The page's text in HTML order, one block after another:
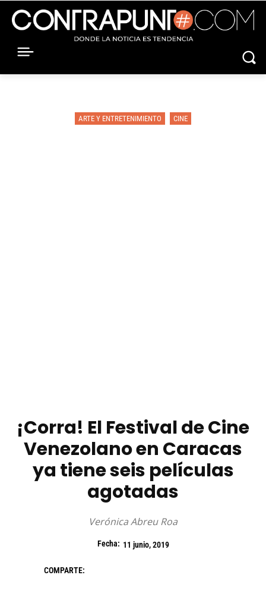
ARTE Y ENTRETENIMIENTO CINE
¡Corra! El Festival de Cine
Venezolano en Caracas
ya tiene seis películas
agotadas
Verónica Abreu Roa
Fecha: 11 junio, 2019
COMPARTE: